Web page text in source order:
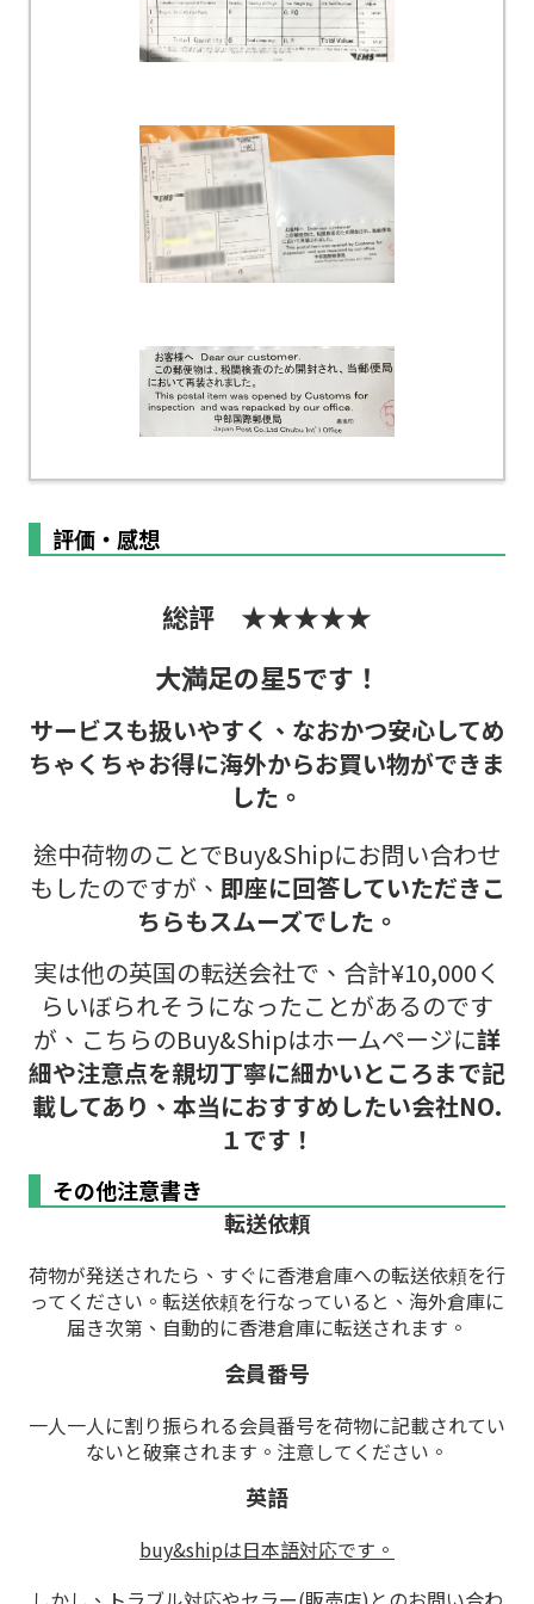
評価・感想
総評 ★★★★★
大満足の星5です！
サービスも扱いやすく、なおかつ安心してめ
ちゃくちゃお得に海外からお買い物ができま
した。
途中荷物のことでBuy&Shipにお問い合わせ
もしたのですが、 即座に回答していただきこ
ちらもスムーズでした。
実は他の英国の転送会社で、合計¥10,000く
らいぼられそうになったことがあるのです
が、こちらのBuy&Shipはホームページに詳
細や注意点を親切丁寧に細かいところまで記
載してあり、本当におすすめしたい会社NO.
１です！
その他注意書き
転送依頼
荷物が発送されたら、すぐに香港倉庫への転送依頼を行
ってください。転送依頼を行なっていると、海外倉庫に
届き次第、自動的に香港倉庫に転送されます。
会員番号
一人一人に割り振られる会員番号を荷物に記載されてい
ないと破棄されます。注意してください。
英語
buy&shipは日本語対応です。